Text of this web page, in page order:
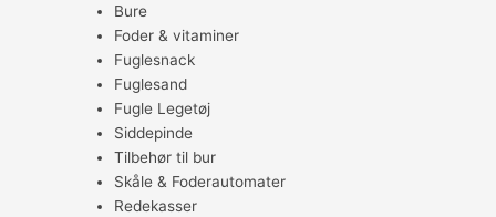
Bure
Foder & vitaminer
Fuglesnack
Fuglesand
Fugle Legetøj
Siddepinde
Tilbehør til bur
Skåle & Foderautomater
Redekasser